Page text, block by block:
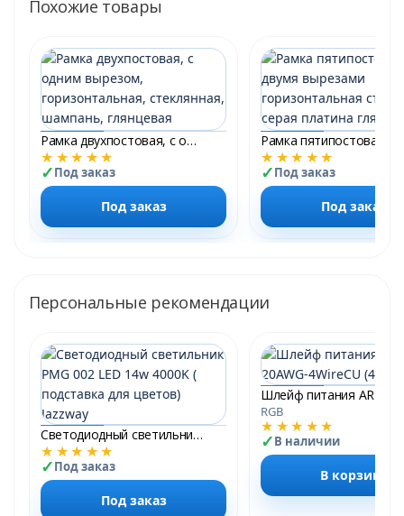
Похожие товары
Рамка двухпостовая, с одним вырезом, горизонтальная, стеклянная, шампань, глянцевая Plexiglas &quot;Гармония SMART&quot;
★★★★★
Под заказ
Под заказ
★★★★★
Под заказ
Под заказ
Персональные рекомендации
Светодиодный светильник PMG 002 LED 14w 4000K ( подставка для цветов) Jazzway
★★★★★
Под заказ
Под заказ
RGB
★★★★★
В наличии
В корзину